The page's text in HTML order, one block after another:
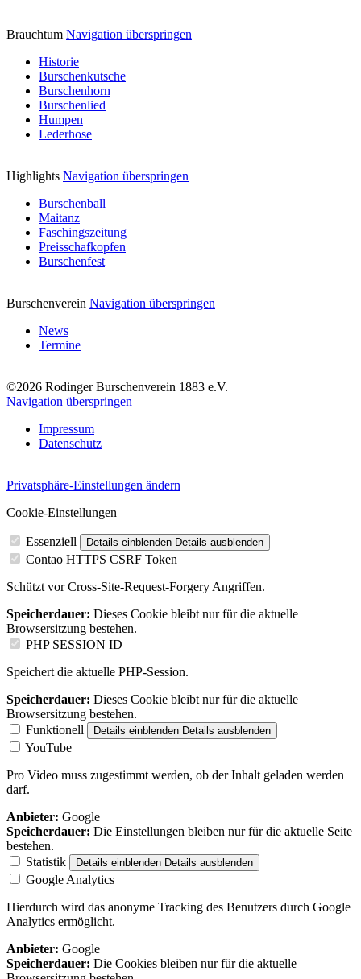
Brauchtum Navigation überspringen
Historie
Burschenkutsche
Burschenhorn
Burschenlied
Humpen
Lederhose
Highlights Navigation überspringen
Burschenball
Maitanz
Faschingszeitung
Preisschafkopfen
Burschenfest
Burschenverein Navigation überspringen
News
Termine
©2026 Rodinger Burschenverein 1883 e.V.
Navigation überspringen
Impressum
Datenschutz
Privatsphäre-Einstellungen ändern
Cookie-Einstellungen
Essenziell Details einblenden Details ausblenden
Contao HTTPS CSRF Token
Schützt vor Cross-Site-Request-Forgery Angriffen.
Speicherdauer: Dieses Cookie bleibt nur für die aktuelle
Browsersitzung bestehen.
PHP SESSION ID
Speichert die aktuelle PHP-Session.
Speicherdauer: Dieses Cookie bleibt nur für die aktuelle
Browsersitzung bestehen.
Funktionell
Details einblenden Details ausblenden
YouTube
Pro Video muss zugestimmt werden, ob der Inhalt geladen werden
darf.
Anbieter: Google
Speicherdauer: Die Einstellungen bleiben nur für die aktuelle Seite
bestehen.
Statistik
Details einblenden Details ausblenden
Google Analytics
Hierdurch wird das anonyme Tracking des Benutzers durch Google
Analytics ermöglicht.
Anbieter: Google
Speicherdauer: Die Cookies bleiben nur für die aktuelle